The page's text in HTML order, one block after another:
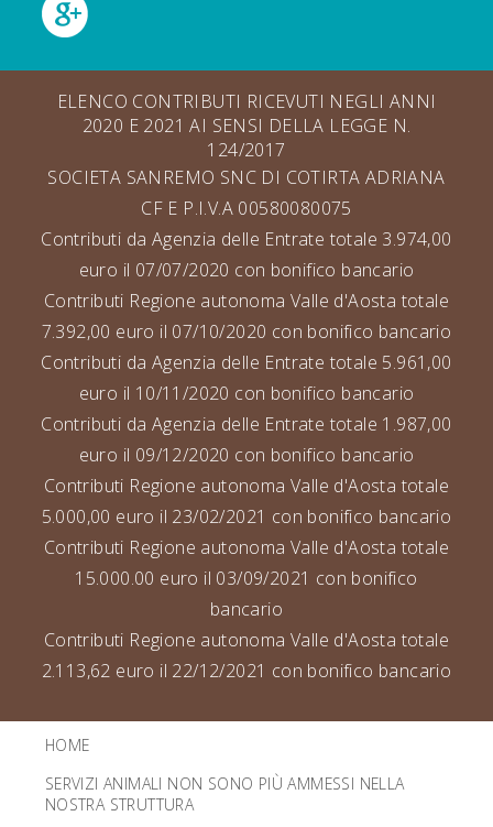
ELENCO CONTRIBUTI RICEVUTI NEGLI ANNI
2020 E 2021 AI SENSI DELLA LEGGE N.
124/2017
SOCIETA SANREMO SNC DI COTIRTA ADRIANA
CF E P.I.V.A 00580080075
Contributi da Agenzia delle Entrate totale 3.974,00
euro il 07/07/2020 con bonifico bancario
Contributi Regione autonoma Valle d'Aosta totale
7.392,00 euro il 07/10/2020 con bonifico bancario
Contributi da Agenzia delle Entrate totale 5.961,00
euro il 10/11/2020 con bonifico bancario
Contributi da Agenzia delle Entrate totale 1.987,00
euro il 09/12/2020 con bonifico bancario
Contributi Regione autonoma Valle d'Aosta totale
5.000,00 euro il 23/02/2021 con bonifico bancario
Contributi Regione autonoma Valle d'Aosta totale
15.000.00 euro il 03/09/2021 con bonifico
bancario
Contributi Regione autonoma Valle d'Aosta totale
2.113,62 euro il 22/12/2021 con bonifico bancario
HOME
SERVIZI ANIMALI NON SONO PIÙ AMMESSI NELLA
NOSTRA STRUTTURA